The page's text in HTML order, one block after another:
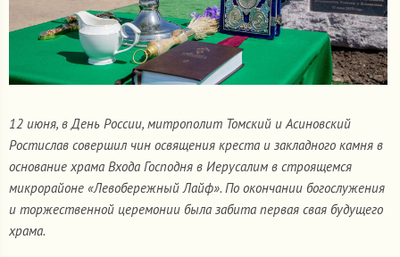
12 июня, в День России, митрополит Томский и Асиновский
Ростислав совершил чин освящения креста и закладного камня в
основание храма Входа Господня в Иерусалим в строящемся
микрорайоне «Левобережный Лайф». По окончании богослужения
и торжественной церемонии была забита первая свая будущего
храма.